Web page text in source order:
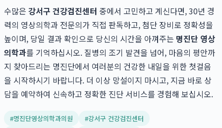
수많은 강서구 건강검진센터 중에서 고민하고 계신다면, 30년 경
력의 영상의학과 전문의가 직접 판독하고, 첨단 장비로 정확성을
높이며, 당일 결과 확인으로 당신의 시간을 아껴주는 명진단 영상
의학과를 기억하십시오. 질병의 조기 발견을 넘어, 마음의 평안까
지 찾아드리는 명진단에서 여러분의 건강한 내일을 위한 첫걸음
을 시작하시기 바랍니다. 더 이상 망설이지 마시고, 지금 바로 상
담을 예약하여 신속하고 정확한 진단 서비스를 경험해 보십시오.
#명진단영상의학과의원 #강서구 건강검진센터